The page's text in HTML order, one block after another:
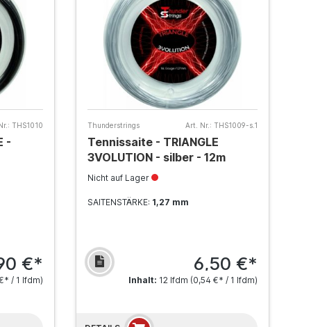
THS1010
-
€*
/ 1 lfdm)
Thunderstrings Art. Nr.: THS1009-s.1
Tennissaite - TRIANGLE
3VOLUTION - silber - 12m
Nicht auf Lager
SAITENSTÄRKE: 1,27 mm
6,50 €*
Inhalt: 12 lfdm (0,54 €* / 1 lfdm)